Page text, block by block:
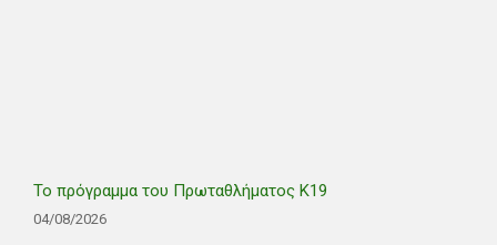
Το πρόγραμμα του Πρωταθλήματος Κ19
04/08/2026